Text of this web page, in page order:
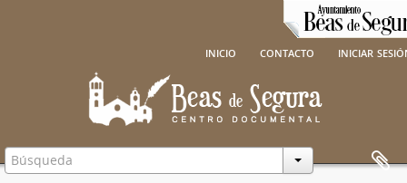
inicio contacto iniciar